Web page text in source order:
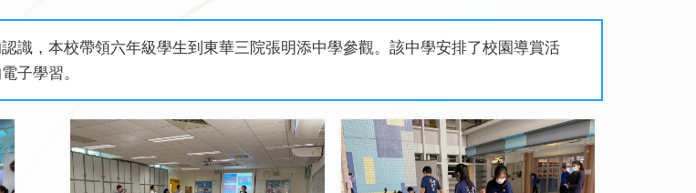
識，本校帶領六年級學生到東華三院張明添中學參觀。該中學安排了校園導賞活
子學習。